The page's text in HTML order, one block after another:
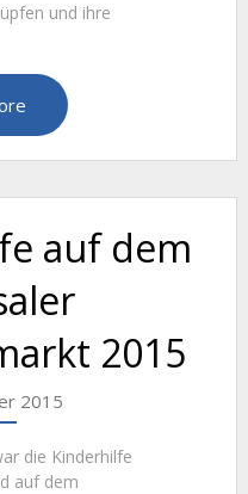
und ihre
auf dem
2015
2015
die Kinderhilfe
auf dem